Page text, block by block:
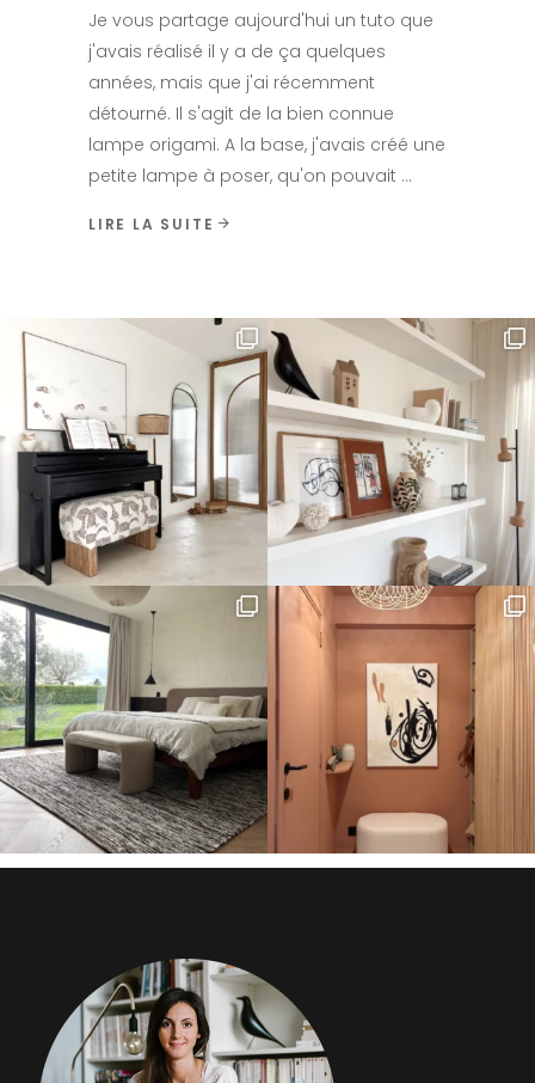
Je vous partage aujourd'hui un tuto que
j'avais réalisé il y a de ça quelques
années, mais que j'ai récemment
détourné. Il s'agit de la bien connue
lampe origami. A la base, j'avais créé une
petite lampe à poser, qu'on pouvait
LIRE LA SUITE